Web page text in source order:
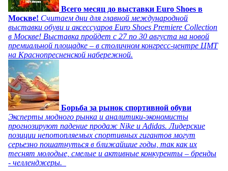
Всего месяц до выставки Euro Shoes в
Москве! Считаем дни для главной международной
выставки обуви и аксессуаров Euro Shoes Premiere Collection
в Москве! Выставка пройдет с 27 по 30 августа на новой
премиальной площадке – в столичном конгресс-центре ЦМТ
на Краснопресненской набережной.
Борьба за рынок спортивной обуви
Эксперты модного рынка и аналитики-экономисты
прогнозируют падение продаж Nike и Adidas. Лидерские
позиции непотопляемых спортивных гигантов могут
серьезно пошатнуться в ближайшие годы, так как их
теснят молодые, смелые и активные конкуренты – бренды
- челленджеры.